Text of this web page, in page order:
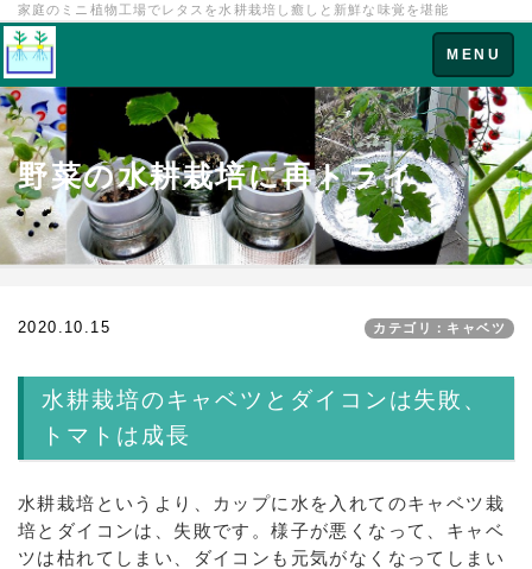
家庭のミニ植物工場でレタスを水耕栽培し癒しと新鮮な味覚を堪能
Toggle
navigation
MENU
野菜の水耕栽培に再トライ
2020.10.15 カテゴリ：キャベツ
水耕栽培のキャベツとダイコンは失敗、
トマトは成長
水耕栽培というより、カップに水を入れてのキャベツ栽
培とダイコンは、失敗です。様子が悪くなって、キャベ
ツは枯れてしまい、ダイコンも元気がなくなってしまい